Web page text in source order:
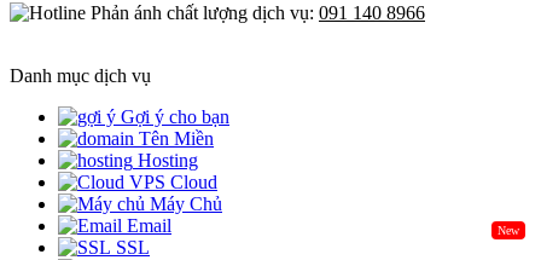
Phản ánh chất lượng dịch vụ: 091 140 8966
Danh mục dịch vụ
Gợi ý cho bạn
Tên Miền
Hosting
Cloud
Máy Chủ
New
Email
SSL